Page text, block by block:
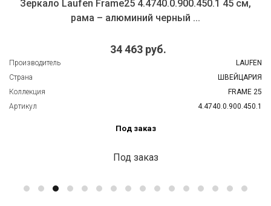
Зеркало Laufen Frame25 4.4740.0.900.450.1 45 см,
рама – алюминий черный ...
34 463 руб.
Производитель
LAUFEN
Страна
ШВЕЙЦАРИЯ
Коллекция
FRAME 25
Артикул
4.4740.0.900.450.1
Под заказ
Под заказ